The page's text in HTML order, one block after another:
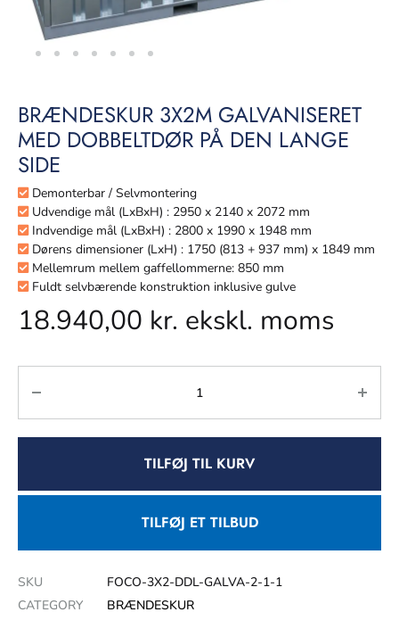
BRÆNDESKUR 3X2M GALVANISERET
MED DOBBELTDØR PÅ DEN LANGE
SIDE
Demonterbar / Selvmontering
Udvendige mål (LxBxH) : 2950 x 2140 x 2072 mm
Indvendige mål (LxBxH) : 2800 x 1990 x 1948 mm
Dørens dimensioner (LxH) : 1750 (813 + 937 mm) x 1849 mm
Mellemrum mellem gaffellommerne: 850 mm
Fuldt selvbærende konstruktion inklusive gulve
18.940,00 kr. ekskl. moms
TILFØJ TIL KURV
TILFØJ ET TILBUD
SKU
FOCO-3X2-DDL-GALVA-2-1-1
CATEGORY
BRÆNDESKUR